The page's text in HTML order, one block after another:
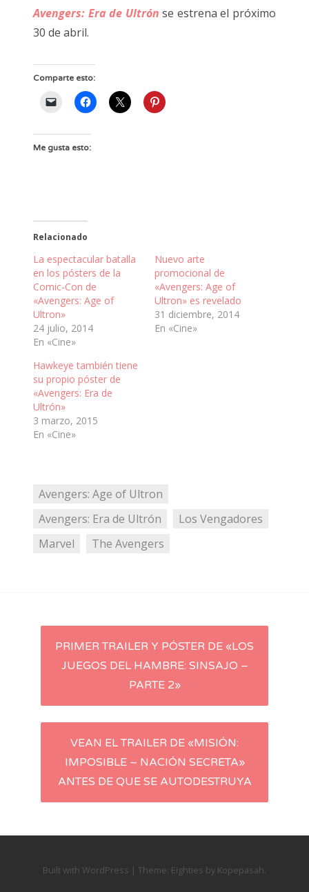
Avengers: Era de Ultrón se estrena el próximo
30 de abril.
Comparte esto:
Me gusta esto:
Relacionado
La espectacular batalla
en los pósters de la
Comic-Con de
«Avengers: Age of
Ultron»
24 julio, 2014
En «Cine»
Nuevo arte
promocional de
«Avengers: Age of
Ultron» es revelado
31 diciembre, 2014
En «Cine»
Hawkeye también tiene
su propio póster de
«Avengers: Era de
Ultrón»
3 marzo, 2015
En «Cine»
Avengers: Age of Ultron
Avengers: Era de Ultrón
Los Vengadores
Marvel
The Avengers
Post
navigation
PRIMER TRAILER Y PÓSTER DE «LOS
JUEGOS DEL HAMBRE: SINSAJO –
PARTE 2»
VEAN EL TRAILER DE «MISIÓN:
IMPOSIBLE – NACIÓN SECRETA»
ANTES DE QUE SE AUTODESTRUYA
Built with WordPress | Theme: Eighties by Kopepasah.